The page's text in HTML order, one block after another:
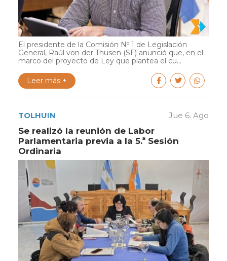
El presidente de la Comisión Nº 1 de Legislación
General, Raúl von der Thusen (SF) anunció que, en el
marco del proyecto de Ley que plantea el cu...
Leer más +
TOLHUIN Jue 6. Ago
Se realizó la reunión de Labor
Parlamentaria previa a la 5.ª Sesión
Ordinaria